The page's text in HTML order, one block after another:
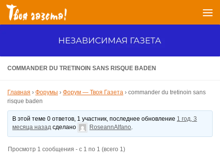
Перейти к содержимому
COMMANDER DU TRETINOIN SANS RISQUE BADEN
Главная › Форумы › Форум — Твоя Газета › commander du tretinoin sans
risque baden
В этой теме 0 ответов, 1 участник, последнее обновление 1 год, 3
месяца назад сделано RoseannAlfano.
Просмотр 1 сообщения - с 1 по 1 (всего 1)